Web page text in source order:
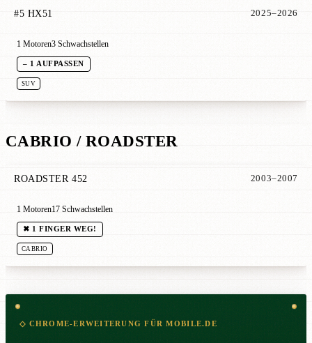
#5 HX51 2025–2026
1 Motoren3 Schwachstellen
– 1 AUFPASSEN
SUV
CABRIO / ROADSTER
ROADSTER 452 2003–2007
1 Motoren17 Schwachstellen
✖ 1 FINGER WEG!
CABRIO
◇ CHROME-ERWEITERUNG FÜR MOBILE.DE